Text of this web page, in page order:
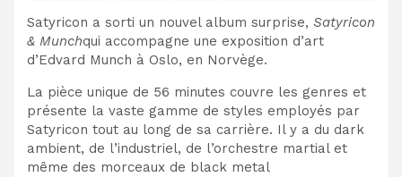
Satyricon a sorti un nouvel album surprise, Satyricon
& Munchqui accompagne une exposition d’art
d’Edvard Munch à Oslo, en Norvège.
La pièce unique de 56 minutes couvre les genres et
présente la vaste gamme de styles employés par
Satyricon tout au long de sa carrière. Il y a du dark
ambient, de l’industriel, de l’orchestre martial et
même des morceaux de black metal